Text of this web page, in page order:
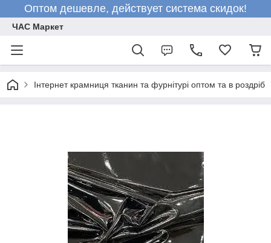
Оптом дешевле, действует система скидок!
ЧАС Маркет
Інтернет крамниця тканин та фурнітурі оптом та в роздріб